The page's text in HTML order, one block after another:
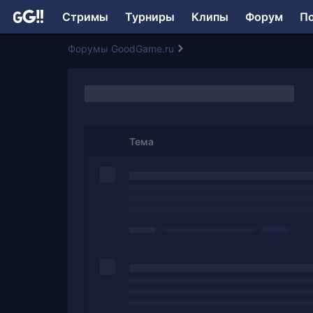
Стримы Турниры Клипы Форум
Форумы GoodGame.ru
Тема